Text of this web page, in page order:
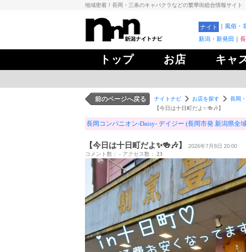
地域密着！長岡・三条のキャバクラなどの繁華街総合情報サイト
ナイト 風俗・
新潟・新発田
トップ お店 キャ
前のページへ戻る ナイトナビ お店を探す 長岡
【今日は十日町だよ✨🍻🎶】
長岡コンパニオン-Daisy- デイジー (長岡市発 新潟県全
【今日は十日町だよ✨🍻🎶】
2026年7月8日 20:00
コメント数： - アクセス数： 23